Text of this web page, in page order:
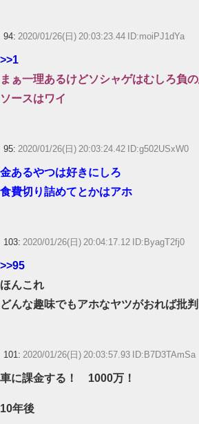
94: 2020/01/26(日) 20:03:23.44 ID:moiPJ1dYa
>>1
まぁ一理あるけどソシャゲはむしろ負
ソースはワイ
95: 2020/01/26(日) 20:03:24.42 ID:g502USxW0
金あるやつは好きにしろ
食費切り詰めてとかはアホ
103: 2020/01/26(日) 20:04:17.12 ID:ByagT2fj0
>>95
ほんこれ
どんな趣味でもアホなヤツがおれば批
101: 2020/01/26(日) 20:03:57.93 ID:B7D3TAmSa
車に課金する！ 1000万！
10年後